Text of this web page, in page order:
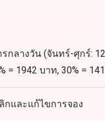
อาหาร เพียงเลือกช่วงเ
พิเศษตามช่วงเวลาได้สูง
รกลางวัน (จันทร์-ศุกร์:
= 1942 บาท, 30% =
= 1059 บาท
971 บาท, 30% = 707 บา
กและแก้ไขการจอง